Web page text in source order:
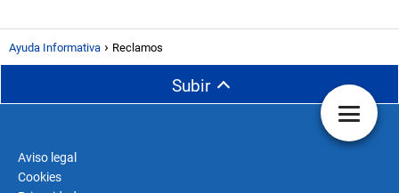
Ayuda Informativa Reclamos
Subir
Aviso legal
Cookies